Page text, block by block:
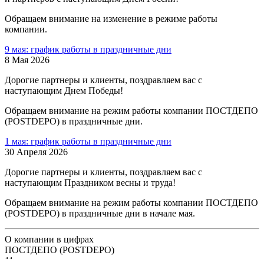
Обращаем внимание на изменение в режиме работы
компании.
9 мая: график работы в праздничные дни
8 Мая 2026
Дорогие партнеры и клиенты, поздравляем вас с
наступающим Днем Победы!
Обращаем внимание на режим работы компании ПОСТДЕПО
(POSTDEPO) в праздничные дни.
1 мая: график работы в праздничные дни
30 Апреля 2026
Дорогие партнеры и клиенты, поздравляем вас с
наступающим Праздником весны и труда!
Обращаем внимание на режим работы компании ПОСТДЕПО
(POSTDEPO) в праздничные дни в начале мая.
О компании в цифрах
ПОСТДЕПО (POSTDEPO)